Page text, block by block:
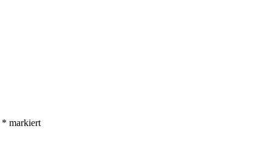
* markiert